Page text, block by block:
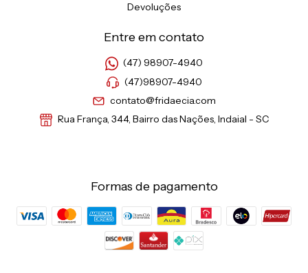
Devoluções
Entre em contato
(47) 98907-4940
(47)98907-4940
contato@fridaecia.com
Rua França, 344, Bairro das Nações, Indaial - SC
Formas de pagamento